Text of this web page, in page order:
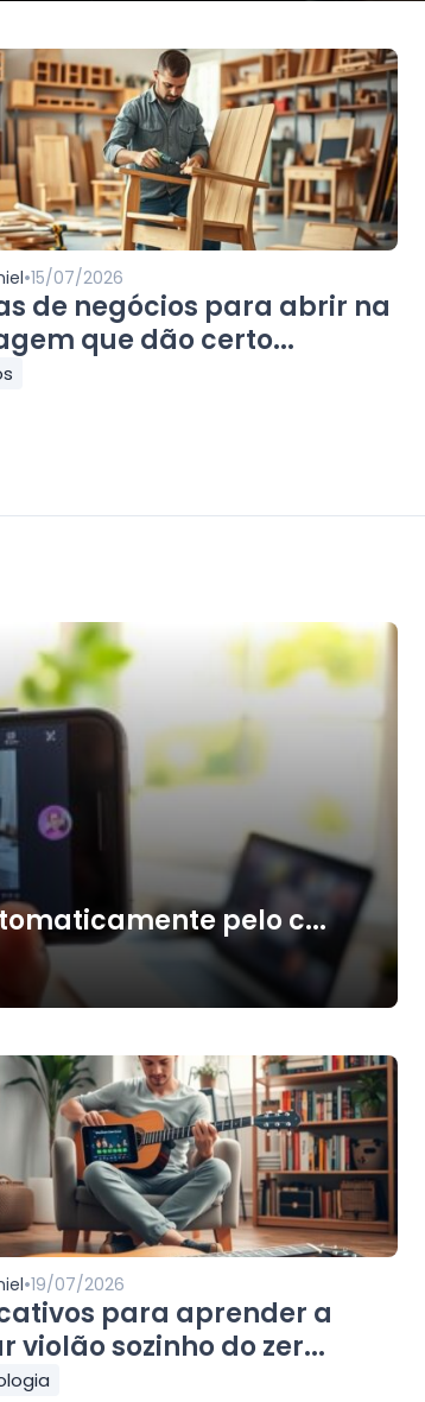
•15/07/2026
de negócios para abrir na
que dão certo...
pelo c...
•19/07/2026
para aprender a
violão sozinho do zer...